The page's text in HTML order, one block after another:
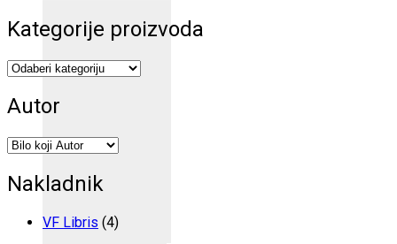
Kategorije proizvoda
Autor
Nakladnik
VF Libris (4)